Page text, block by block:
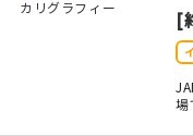
[
場